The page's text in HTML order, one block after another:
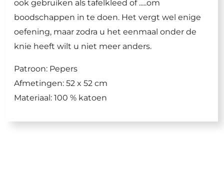
ook gebruiken als tafelkleed of .....om
boodschappen in te doen. Het vergt wel enige
oefening, maar zodra u het eenmaal onder de
knie heeft wilt u niet meer anders.
Patroon: Pepers
Afmetingen: 52 x 52 cm
Materiaal: 100 % katoen